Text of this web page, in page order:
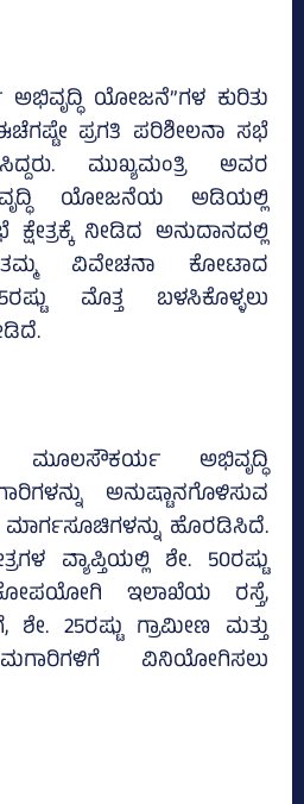
ಯೋಜನೆ”ಗಳ ಕುರಿತು
ಪ್ರಗತಿ ಪರಿಶೀಲನಾ ಸಭೆ
ಮುಖ್ಯಮಂತ್ರಿ ಅವರ
ಯೋಜನೆಯ ಅಡಿಯಲ್ಲಿ
ನೀಡಿದ ಅನುದಾನದಲ್ಲಿ
ವಿವೇಚನಾ ಕೋಟಾದ
ಮೊತ್ತ ಬಳಸಿಕೊಳ್ಳಲು
ಮೂಲಸೌಕರ್ಯ ಅಭಿವೃದ್ಧಿ
ಅನುಷ್ಟಾನಗೊಳಿಸುವ
ಹೊರಡಿಸಿದೆ.
ವ್ಯಾಪ್ತಿಯಲ್ಲಿ ಶೇ. 50ರಷ್ಟು
ಇಲಾಖೆಯ ರಸ್ತೆ,
25ರಷ್ಟು ಗ್ರಾಮೀಣ ಮತ್ತು
ವಿನಿಯೋಗಿಸಲು